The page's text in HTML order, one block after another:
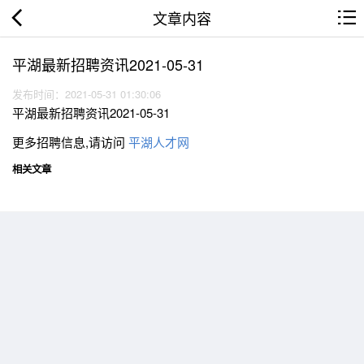
文章内容
平湖最新招聘资讯2021-05-31
发布时间：2021-05-31 01:30:06
平湖最新招聘资讯2021-05-31
更多招聘信息,请访问 平湖人才网
相关文章